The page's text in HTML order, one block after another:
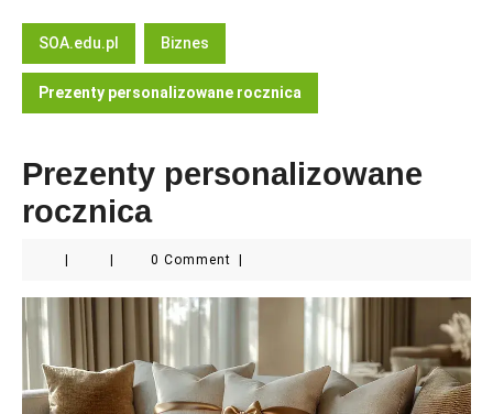
Button
SOA.edu.pl Biznes
Prezenty personalizowane rocznica
Prezenty personalizowane
rocznica
0 Comment